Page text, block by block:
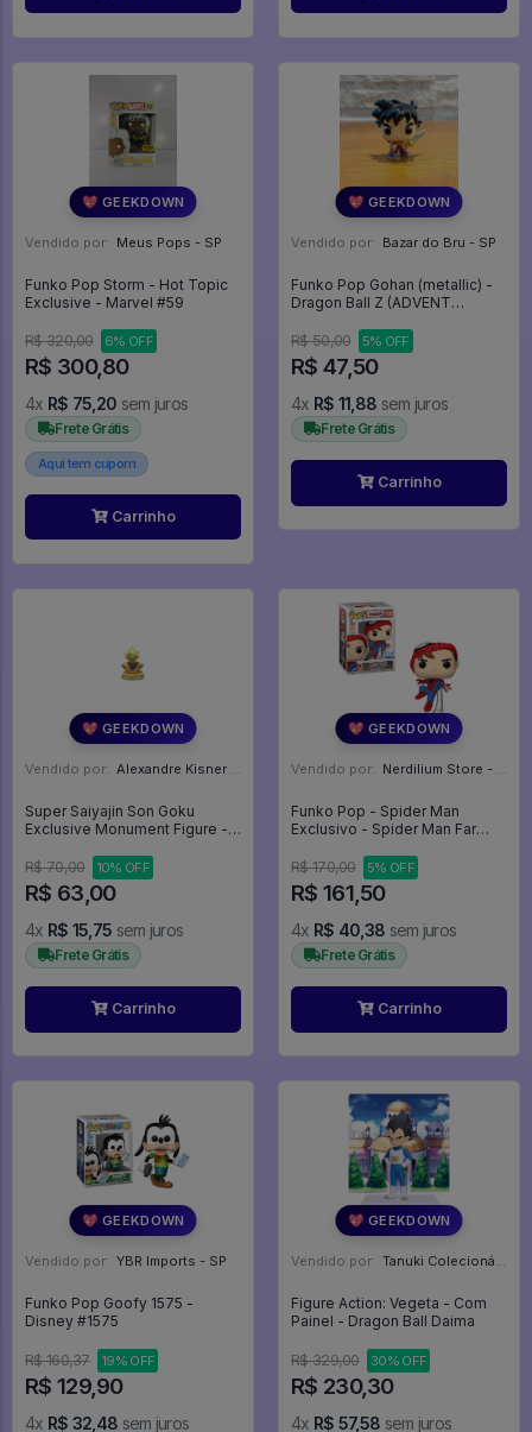
💖 GEEKDOWN
Vendido por: Meus Pops - SP
Funko Pop Storm - Hot Topic
Exclusive - Marvel #59
R$ 320,00 6% OFF
R$ 300,80
4x R$ 75,20 sem juros
Frete Grátis
Aqui tem cupom
Carrinho
💖 GEEKDOWN
Vendido por: Bazar do Bru - SP
Funko Pop Gohan (metallic) -
Dragon Ball Z (ADVENT
R$ 50,00
5% OFF
R$ 47,50
4x R$ 11,88 sem juros
Frete Grátis
Carrinho
💖 GEEKDOWN
Vendido por: Alexandre Kisner - PR
Super Saiyajin Son Goku
Exclusive Monument Figure -
R$ 70,00
10% OFF
R$ 63,00
4x R$ 15,75 sem juros
Frete Grátis
Carrinho
💖 GEEKDOWN
Vendido por: Nerdilium Store - SP
Funko Pop - Spider Man
Exclusivo - Spider Man Far
R$ 170,00
5% OFF
R$ 161,50
4x R$ 40,38 sem juros
Frete Grátis
Carrinho
💖 GEEKDOWN
Vendido por: YBR Imports - SP
Funko Pop Goofy 1575 -
Disney #1575
R$ 160,37 19% OFF
R$ 129,90
4x R$ 32,48 sem juros
💖 GEEKDOWN
Vendido por: Tanuki Colecionáveis - SP
Figure Action: Vegeta - Com
Painel - Dragon Ball Daima
R$ 329,00 30% OFF
R$ 230,30
4x R$ 57,58 sem juros